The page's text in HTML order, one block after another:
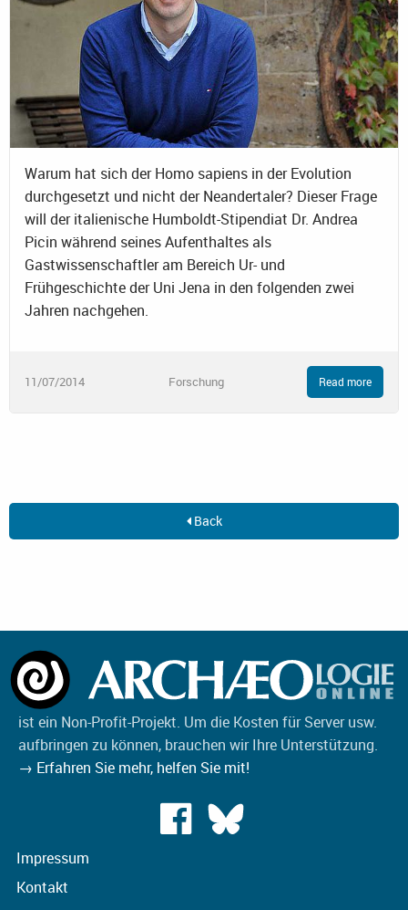
Warum hat sich der Homo sapiens in der Evolution
durchgesetzt und nicht der Neandertaler? Dieser Frage
will der italienische Humboldt-Stipendiat Dr. Andrea
Picin während seines Aufenthaltes als
Gastwissenschaftler am Bereich Ur- und
Frühgeschichte der Uni Jena in den folgenden zwei
Jahren nachgehen.
11/07/2014 Forschung Read more
Back
ist ein Non-Profit-Projekt. Um die Kosten für Server usw.
aufbringen zu können, brauchen wir Ihre Unterstützung.
→ Erfahren Sie mehr, helfen Sie mit!
Impressum
Kontakt